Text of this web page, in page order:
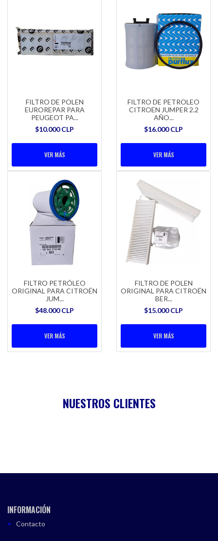
FILTRO DE POLEN
EUROREPAR PARA
PEUGEOT PA...
$10.000 CLP
VER MÁS
FILTRO DE PETROLEO
CITROEN JUMPER 2.2
AÑO...
$16.000 CLP
VER MÁS
FILTRO PETRÓLEO
ORIGINAL PARA CITROËN
JUM...
$48.000 CLP
VER MÁS
FILTRO DE POLEN
ORIGINAL PARA CITROËN
BER...
$15.000 CLP
VER MÁS
NUESTROS CLIENTES
INFORMACIÓN
Contacto